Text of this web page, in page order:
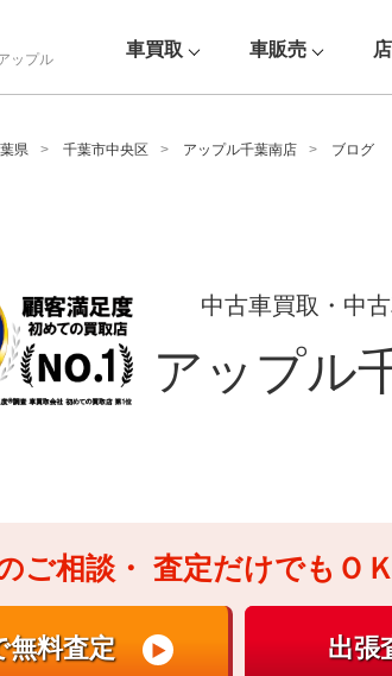
ップル
車買取 車販売
県 千葉市中央区 アップル千葉南店 ブログ
中古車買取・中
アップル
ご相談・ 査定だけでもＯＫ